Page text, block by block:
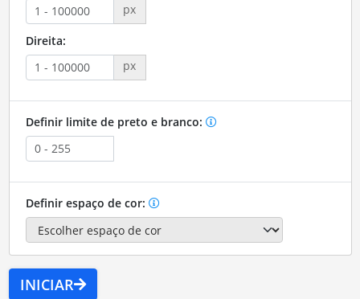
px
Direita:
px
Definir limite de preto e branco:
Definir espaço de cor:
INICIAR